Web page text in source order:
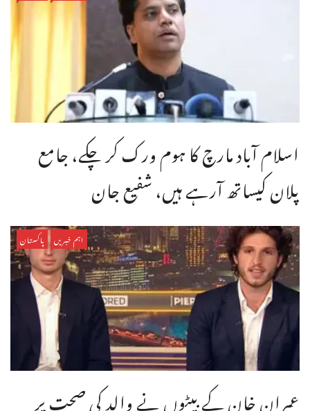
اسلام آباد مارچ کا ہوم ورک کر چکے، جامع
پلان کیساتھ آرہے ہیں، شفیع جان
اہم خبریں پاکستان
عمران خان کے بیٹوں نے والد کی صحت پر